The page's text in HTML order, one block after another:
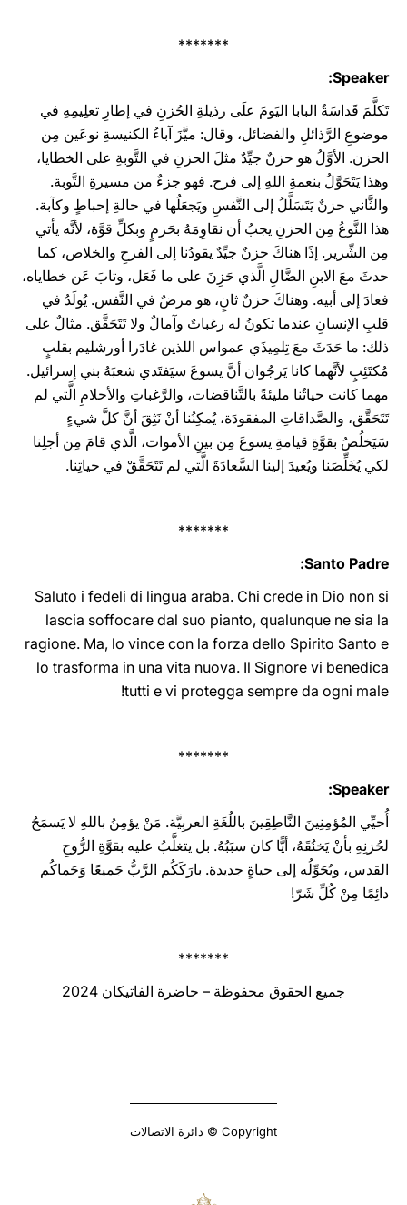
*******
Speaker:
تَكلَّمَ قَداسَةُ البابا اليَومَ علَى رذيلةِ الحُزنِ في إطارِ تعلِيمِهِ في
موضوعِ الرَّذائلِ والفضائل، وقال: ميَّزَ آباءُ الكنيسةِ نوعَين مِن
الحزن. الأوَّلُ هو حزنٌ جيِّدٌ مثلَ الحزنِ في التَّوبةِ على الخطايا،
وهذا يَتَحَوَّلُ بنعمةِ اللهِ إلى فرح. فهو جزءٌ من مسيرةِ التَّوبة.
والثَّاني حزنٌ يَتَسَلَّلُ إلى النَّفسِ ويَجعَلُها في حالةِ إحباطٍ وكآبة.
هذا النَّوعُ مِن الحزنِ يجبُ أن نقاوِمَهُ بحَزمٍ وبكلِّ قوَّة، لأنَّه يأتي
مِن الشِّرير. إذًا هناكَ حزنٌ جيِّدٌ يقودُنا إلى الفرحِ والخلاص، كما
حدثَ معَ الابنِ الضَّالِ الَّذي حَزِنَ على ما فَعَل، وتابَ عَن خطاياه،
فعادَ إلى أبيه. وهناكَ حزنٌ ثانٍ، هو مرضٌ في النَّفس. يُولَدُ في
قلبِ الإنسانِ عندما تكونُ له رغباتٌ وآمالٌ ولا تَتَحَقَّق. مثالٌ على
ذلك: ما حَدَثَ معَ تِلمِيذَي عمواس اللذين غادَرا أورشليم بقلبٍ
مُكتَئِبٍ لأنَّهما كانا يَرجُوان أنَّ يسوعَ سيَفتَدي شعبَهُ بني إسرائيل.
مهما كانت حياتُنا مليئةً بالتَّناقضات، والرَّغباتِ والأحلامِ الَّتي لم
تَتَحَقَّق، والصَّداقاتِ المفقودَة، يُمكِنُنا أنْ نَثِقَ أنَّ كلَّ شيءٍ
سَيَخلُصُ بقوَّةِ قيامةِ يسوعَ مِن بينِ الأموات، الَّذي قامَ مِن أجلِنا
لكي يُخَلِّصَنا ويُعيدَ إلينا السَّعادَةَ الَّتي لم تَتَحَقَّقْ في حياتِنا.
*******
Santo Padre:
Saluto i fedeli di lingua araba. Chi crede in Dio non si
lascia soffocare dal suo pianto, qualunque ne sia la
ragione. Ma, lo vince con la forza dello Spirito Santo e
lo trasforma in una vita nuova. Il Signore vi benedica
tutti e vi protegga ‎sempre da ogni male‎!
*******
Speaker:
أُحيِّي المُؤمِنِينَ النَّاطِقِينَ باللُغَةِ العربِيَّة. مَنْ يؤمِنُ باللهِ لا يَسمَحُ
لحُزنِهِ بأنْ يَخنُقَهُ، أيًّا كان سبَبُهُ. بل يتغلَّبُ عليه بقوَّةِ الرُّوحِ
القدس، ويُحَوِّلُه إلى حياةٍ جديدة. بارَكَكُم الرَّبُّ جَميعًا وَحَماكُم
دائِمًا مِنْ كُلِّ شَرّ!
*******
جميع الحقوق محفوظة – حاضرة الفاتيكان 2024
Copyright © دائرة الاتصالات